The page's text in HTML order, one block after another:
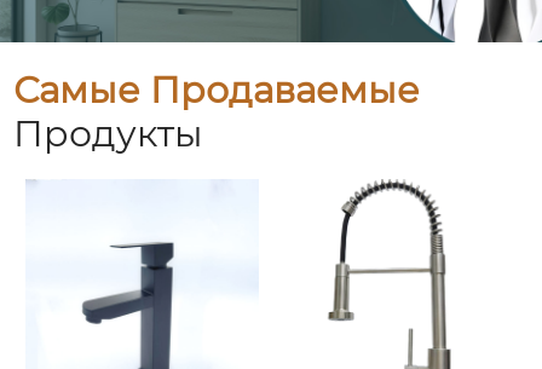
Самые Продаваемые
Продукты